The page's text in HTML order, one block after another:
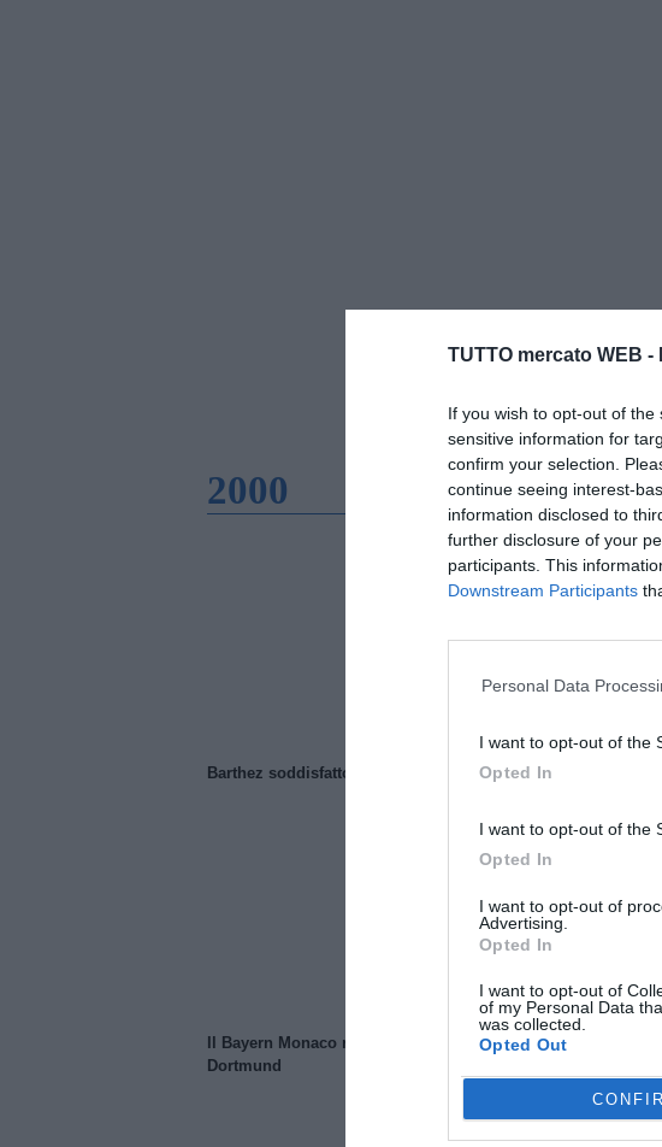
TUTTO mercato WEB -
If you wish to opt-out of
sensitive information for
confirm your selection.
continue seeing interest-
information disclosed to
further disclosure of your
participants. This
Downstream Participants
Personal Data
I want to opt-out of the
Opted In
I want to opt-out of the
Opted In
I want to opt-out of
Advertising.
Opted In
I want to opt-out of
of my Personal Data
was collected.
Opted Out
2000
Barthez soddisfatto del Manchester United
Il Bayern Monaco ridimensiona il Borussia
Dortmund